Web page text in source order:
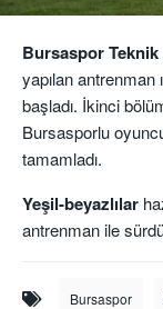
Bursaspor
yapılan antrenman
başladı. İkinci
Bursasporlu
tamamladı.
Yeşil-beyazlılar
antrenman ile
Bursaspor